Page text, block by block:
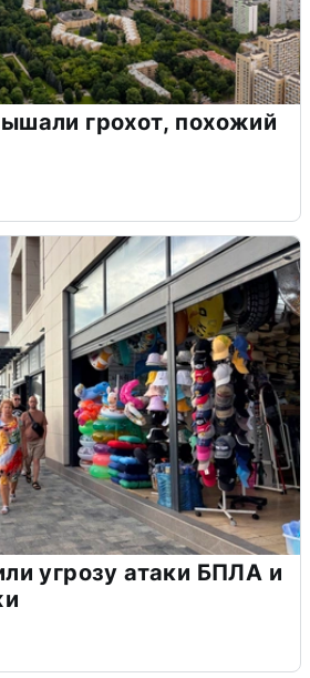
грохот, похожий
угрозу атаки БПЛА и